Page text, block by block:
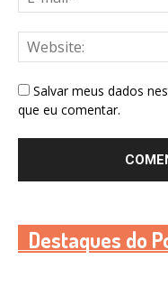
Salvar meus dados
que eu comentar.
Destaques do